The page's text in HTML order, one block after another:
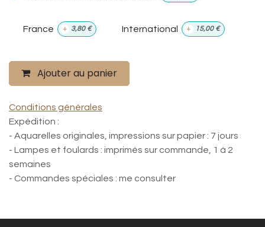
France + 3,80€ International + 15,00€
Ajouter au panier
Conditions générales
Expédition :
- Aquarelles originales, impressions sur papier : 7 jours
- Lampes et foulards : imprimés sur commande, 1 à 2
semaines
- Commandes spéciales : me consulter